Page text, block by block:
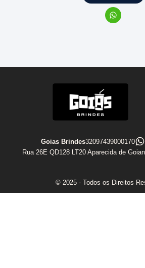
Goias Brindes32097439000170
Rua 26E QD128 LT20 Aparecida de
© 2025 - Todos os Direitos